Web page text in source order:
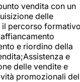
vendita con un
delle
percorso
e riordino della
e
delle vendite e
promozionali del